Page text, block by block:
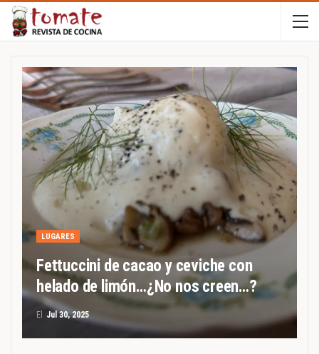
LUGARES
Fettuccini de cacao y ceviche con
helado de limón…¿No nos creen…?
El Jul 30, 2025